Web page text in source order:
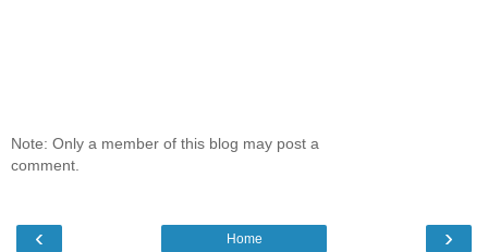
Note: Only a member of this blog may post a
comment.
‹ ›
Home